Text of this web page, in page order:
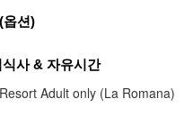
션)
사 & 자유시간
Adult only (La Romana)